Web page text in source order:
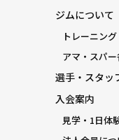
ジムについて
トレーニング
アマ・スパ
選手・スタッ
入会案内
見学・1日体